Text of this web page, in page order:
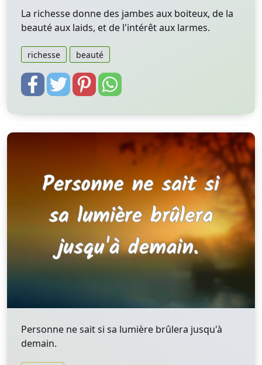
La richesse donne des jambes aux boiteux, de la
beauté aux laids, et de l'intérêt aux larmes.
richesse beauté
Personne ne sait si sa lumière brûlera jusqu'à
demain.